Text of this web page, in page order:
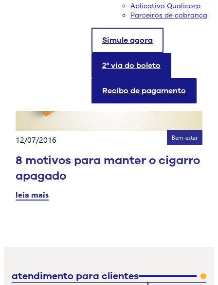
Aplicativo Qualicorp
Parceiros de cobrança
Simule agora
2ª via do boleto
Recibo de pagamento
12/07/2016 Bem-estar
8 motivos para manter o cigarro
apagado
leia mais
atendimento para clientes